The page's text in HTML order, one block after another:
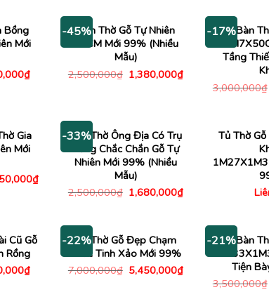
1,950,000₫. 3,480,000₫.
Bồng
Mới
₫Giá
-45%Bàn Thờ Gỗ Tự Nhiên
50CM Mới 99% (Nhiều
Mẫu)
2,500,000₫ Giá
gốc
1,380,000₫Giá
-17%Bàn
Tầng
3,000,000₫
Gia
Mới
₫Giá
-33%
Bàn Thờ Ông Địa Có Trụ
Rồng Chắc Chắn Gỗ Tự
Nhiên Mới 99% (Nhiều
Mẫu)
2,500,000₫ Giá
gốc
1,680,000₫Giá
1,680,000₫.
Tủ Thờ
Cũ Gỗ
Rồng
₫Giá
-22%Tủ Thờ Gỗ Đẹp Chạm
Khắc Tinh Xảo Mới 99%
7,000,000₫ Giá
gốc
5,450,000₫Giá
-21%Bàn
Tiện
3,500,000₫